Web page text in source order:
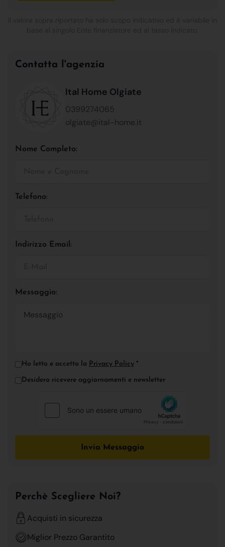
Contatta l'agenzia
Ital Home Olgiate
0399274065
olgiate@ital-home.it
Nome Completo:
Telefono:
Indirizzo Email:
Messaggio:
Ho letto e accetto la Privacy Policy *
Desidero ricevere aggiornamenti e newsletter
Invia Messaggio
Perchè Scegliere Noi?
Acquisti in sicurezza
Miglior Prezzo Garantito